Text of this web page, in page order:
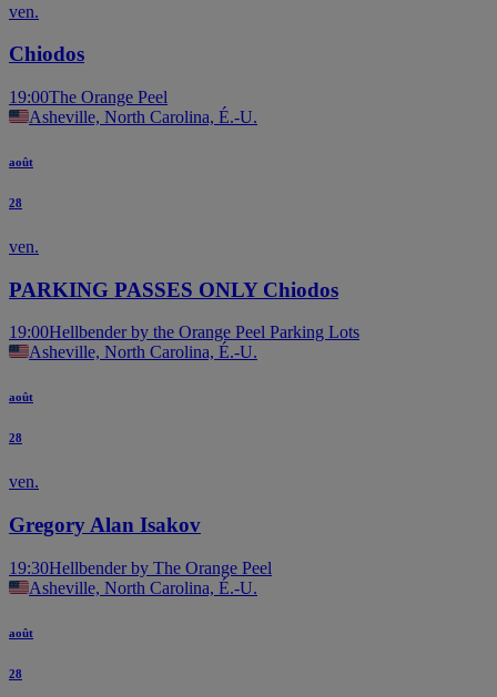
ven.
Chiodos
19:00The Orange Peel
Asheville, North Carolina, É.-U.
août
28
ven.
PARKING PASSES ONLY Chiodos
19:00Hellbender by the Orange Peel Parking Lots
Asheville, North Carolina, É.-U.
août
28
ven.
Gregory Alan Isakov
19:30Hellbender by The Orange Peel
Asheville, North Carolina, É.-U.
août
28